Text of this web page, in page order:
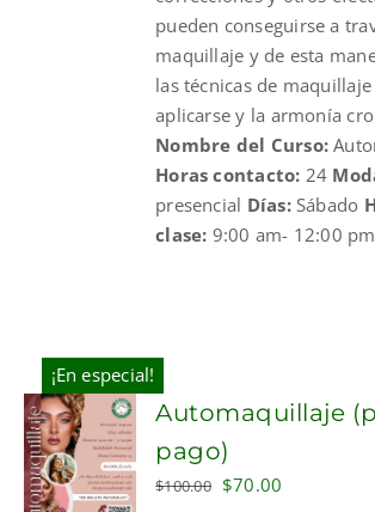
pueden conseguirse a
maquillaje y de esta
las técnicas de
aplicarse y la armonía
Nombre del Curso:
Horas contacto: 24
presencial Días:Sábado
clase: 9:00 am- 12:00 pm
¡En especial!
CART
Automaquillaje
pago)
$100.00 Original
$70.00